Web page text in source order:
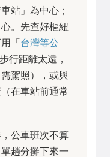
站」為中心；
。先查好樞紐
「 台灣等公
行距離太遠，
駕照），或與
在車站前通常
公車班次不算
趟分攤下來一